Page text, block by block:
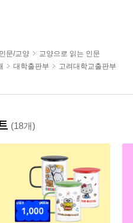
인문/교양
교양으로 읽는 인문
대학출판부 고려대학교출판부
(18개)